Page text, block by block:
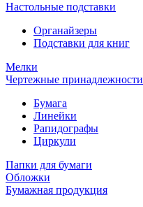
Настольные подставки
Органайзеры
Подставки для книг
Мелки
Чертежные принадлежности
Бумага
Линейки
Рапидографы
Циркули
Папки для бумаги
Обложки
Бумажная продукция